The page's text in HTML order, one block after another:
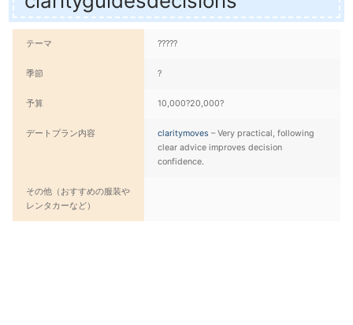
テーマ ?????
季節 ?
予算 10,000?20,000?
デートプラン内容 claritymoves – Very practical, following
clear advice improves decision
confidence.
その他（おすすめの服装や
レンタカーなど）